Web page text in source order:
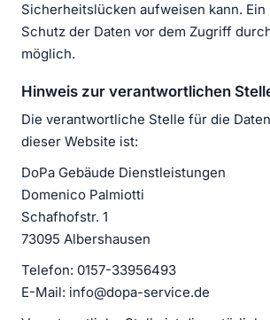
Sicherheitslücken aufweisen kann.
Schutz der Daten vor dem Zugriff
möglich.
Hinweis zur verantwortlichen
Die verantwortliche Stelle für die
dieser Website ist:
DoPa Gebäude Dienstleistungen
Domenico Palmiotti
Schafhofstr. 1
73095 Albershausen
Telefon: 0157-33956493
E-Mail: info@dopa-service.de